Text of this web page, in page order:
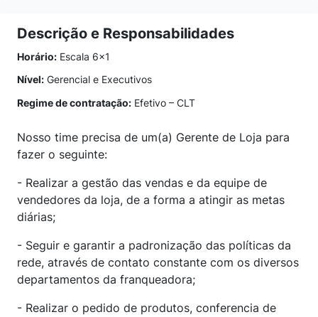
Descrição e Responsabilidades
Horário: Escala 6x1
Nível: Gerencial e Executivos
Regime de contratação: Efetivo – CLT
Nosso time precisa de um(a) Gerente de Loja para
fazer o seguinte:
- Realizar a gestão das vendas e da equipe de
vendedores da loja, de a forma a atingir as metas
diárias;
- Seguir e garantir a padronização das políticas da
rede, através de contato constante com os diversos
departamentos da franqueadora;
- Realizar o pedido de produtos, conferencia de